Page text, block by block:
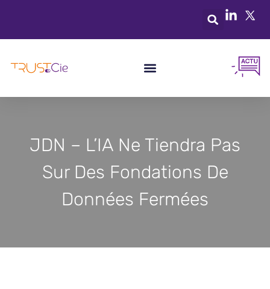
JDN – L’IA Ne Tiendra Pas
Sur Des Fondations De
Données Fermées